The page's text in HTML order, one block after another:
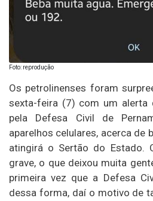
Foto: reprodução
Os petrolinenses foram
sexta-feira (7) com um alerta
pela Defesa Civil de
aparelhos celulares, acerca de
atingirá o Sertão do Estado.
grave, o que deixou muita
primeira vez que a Defesa
dessa forma, daí o motivo de